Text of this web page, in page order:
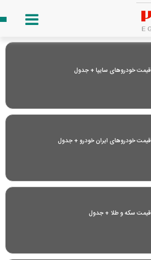
قیمت خودرو‌های سایپا + جدول
قیمت خودرو‌های ایران خودرو + جدول
قیمت سکه و طلا + جدول